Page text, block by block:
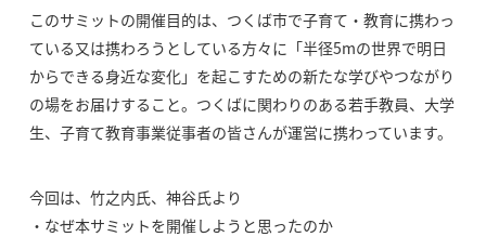
このサミットの開催目的は、つくば市で子育て・教育に携わっ
ている又は携わろうとしている方々に「半径5mの世界で明日
からできる身近な変化」を起こすための新たな学びやつながり
の場をお届けすること。つくばに関わりのある若手教員、大学
生、子育て教育事業従事者の皆さんが運営に携わっています。
今回は、竹之内氏、神谷氏より
・なぜ本サミットを開催しようと思ったのか